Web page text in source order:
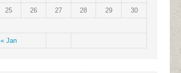
« Jan
25 26 27 28 29
30